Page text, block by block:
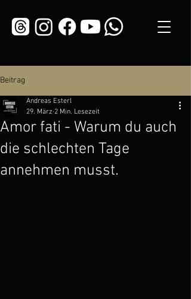
Beitrag
Amor fati - Warum du auch
die schlechten Tage
annehmen musst.
Andreas Esterl
29. März 2 Min. Lesezeit